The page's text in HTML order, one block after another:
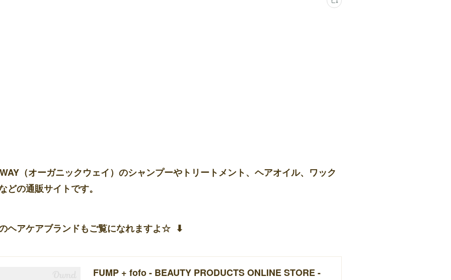
（オーガニックウェイ）のシャンプーやトリートメント、ヘアオイル、ワック
どの通販サイトです。
ヘアケアブランドもご覧になれますよ☆ ⬇︎
FUMP + fofo - BEAUTY PRODUCTS ONLINE STORE -